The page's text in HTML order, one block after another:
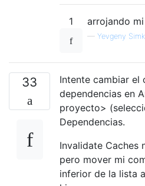
1 arrojando
— Yevgeny
33
Intente cambiar el
dependencias en
proyecto>
Dependencias.
Invalidate Caches
pero mover mi
inferior de la lista